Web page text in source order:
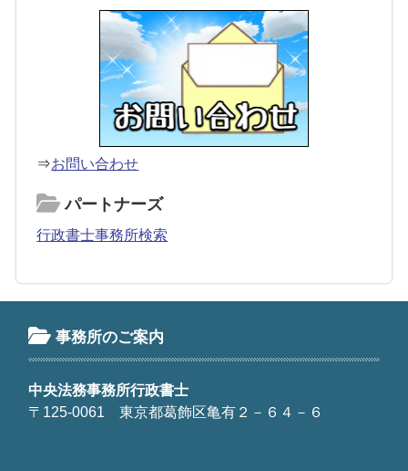
⇒お問い合わせ
パートナーズ
行政書士事務所検索
事務所のご案内
中央法務事務所行政書士
〒125-0061 東京都葛飾区亀有２－６４－６